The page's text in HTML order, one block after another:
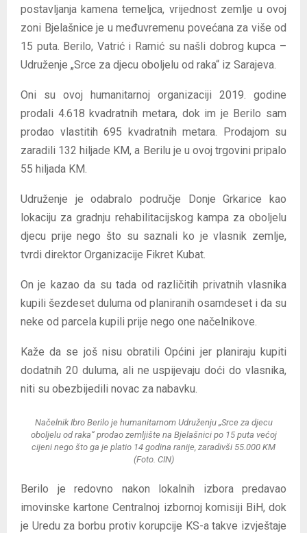
postavljanja kamena temeljca, vrijednost zemlje u ovoj
zoni Bjelašnice je u međuvremenu povećana za više od
15 puta. Berilo, Vatrić i Ramić su našli dobrog kupca –
Udruženje „Srce za djecu oboljelu od raka“ iz Sarajeva.
Oni su ovoj humanitarnoj organizaciji 2019. godine
prodali 4.618 kvadratnih metara, dok im je Berilo sam
prodao vlastitih 695 kvadratnih metara. Prodajom su
zaradili 132 hiljade KM, a Berilu je u ovoj trgovini pripalo
55 hiljada KM.
Udruženje je odabralo područje Donje Grkarice kao
lokaciju za gradnju rehabilitacijskog kampa za oboljelu
djecu prije nego što su saznali ko je vlasnik zemlje,
tvrdi direktor Organizacije Fikret Kubat.
On je kazao da su tada od različitih privatnih vlasnika
kupili šezdeset duluma od planiranih osamdeset i da su
neke od parcela kupili prije nego one načelnikove.
Kaže da se još nisu obratili Općini jer planiraju kupiti
dodatnih 20 duluma, ali ne uspijevaju doći do vlasnika,
niti su obezbijedili novac za nabavku.
Načelnik Ibro Berilo je humanitarnom Udruženju „Srce za djecu
oboljelu od raka“ prodao zemljište na Bjelašnici po 15 puta većoj
cijeni nego što ga je platio 14 godina ranije, zaradivši 55.000 KM
(Foto. CIN)
Berilo je redovno nakon lokalnih izbora predavao
imovinske kartone Centralnoj izbornoj komisiji BiH, dok
je Uredu za borbu protiv korupcije KS-a takve izvještaje